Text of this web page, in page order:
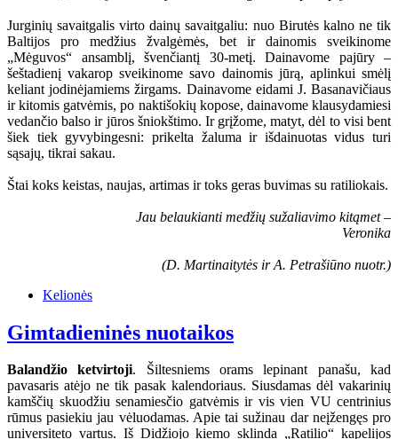
Jurginių savaitgalis virto dainų savaitgaliu: nuo Birutės kalno ne tik
Baltijos pro medžius žvalgėmės, bet ir dainomis sveikinome
„Mėguvos“ ansamblį, švenčiantį 30-metį. Dainavome pajūry –
šeštadienį vakarop sveikinome savo dainomis jūrą, aplinkui smėlį
keliant jodinėjamiems žirgams. Dainavome eidami J. Basanavičiaus
ir kitomis gatvėmis, po naktišokių kopose, dainavome klausydamiesi
vedančio balso ir jūros šniokštimo. Ir grįžome, matyt, dėl to visi bent
šiek tiek gyvybingesni: prikelta žaluma ir išdainuotas vidus turi
sąsajų, tikrai sakau.
Štai koks keistas, naujas, artimas ir toks geras buvimas su ratiliokais.
Jau belaukianti medžių sužaliavimo kitąmet –
Veronika
(D. Martinaitytės ir A. Petrašiūno nuotr.)
Kelionės
Gimtadieninės nuotaikos
Balandžio ketvirtoji. Šiltesniems orams lepinant panašu, kad
pavasaris atėjo ne tik pasak kalendoriaus. Siusdamas dėl vakarinių
kamščių skuodžiu senamiesčio gatvėmis ir vis vien VU centrinius
rūmus pasiekiu jau vėluodamas. Apie tai sužinau dar neįžengęs pro
universiteto vartus. Iš Didžiojo kiemo sklinda „Ratilio“ kapelijos